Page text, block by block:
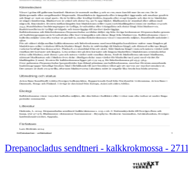
Drepanocladus sendtneri - kalkkrokmossa - 2711